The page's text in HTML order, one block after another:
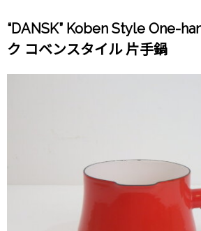
“DANSK” Koben Style One-
ク コベンスタイル 片手鍋